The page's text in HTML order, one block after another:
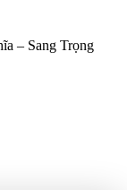
– Sang Trọng